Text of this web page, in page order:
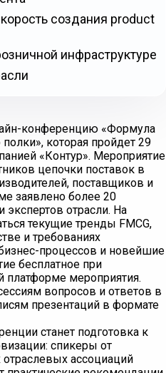
конференцию «Формула
которая пройдет 29
«Контур». Мероприятие
цепочки поставок в
поставщиков и
заявлено более 20
отрасли. На
текущие тренды FMCG,
и требованиях
процессов и новейшие
бесплатное при
платформе мероприятия.
вопросов и ответов в
презентаций в формате
станет подготовка к
спикеры от
ассоциаций
создания product
инфраструктуре